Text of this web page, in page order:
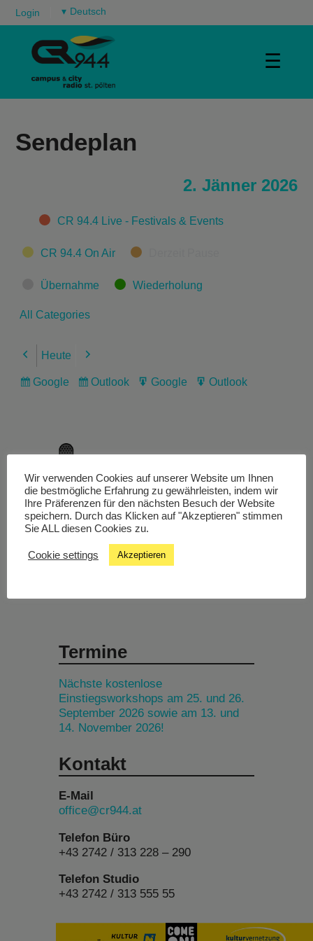
Login ▾
☰
Sendeplan
2. Jänner 2026
CategoriesCR 94.4 Live - Festivals & Events
CR 94.4 On Air
Übernahme Wiederholung
All Categories
Previous
Heute Next
Subscribe
Google
Subscribe
Outlook
Export
Google
Export
Outlook
Livestream
Studiochat
Termine
Nächste kostenlose
Einstiegsworkshops am 25. und 26.
September 2026 sowie am 13. und
14. November 2026!
Kontakt
E-Mail
office@cr944.at
Telefon Büro
+43 2742 / 313 228 – 290
Telefon Studio
+43 2742 / 313 555 55
Wir verwenden Cookies auf unserer Website um Ihnen
die bestmögliche Erfahrung zu gewährleisten, indem wir
Ihre Präferenzen für den nächsten Besuch der Website
speichern. Durch das Klicken auf "Akzeptieren" stimmen
Sie ALL diesen Cookies zu.
Cookie settings Akzeptieren